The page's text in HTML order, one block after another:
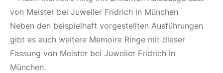
Neben den beispielhaft vorgestellten Ausführungen
gibt es auch weitere Memoire Ringe mit dieser
Fassung von Meister bei Juwelier Fridrich in
München.